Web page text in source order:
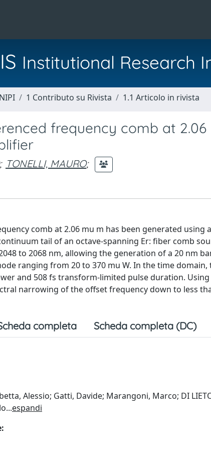
Institutional Research
1 Contributo su Rivista 1.1 Articolo in rivista
frequency comb at 2.06
; TONELLI, MAURO;
comb at 2.06 mu m has been generated using
tail of an octave-spanning Er: fiber comb
to 2068 nm, allowing the generation of a 20 nm
ranging from 20 to 370 mu W. In the time
and 508 fs transform-limited pulse duration.
narrowing of the offset frequency down to less
completa Scheda completa (DC)
Alessio; Gatti, Davide; Marangoni, Marco; DI
...espandi